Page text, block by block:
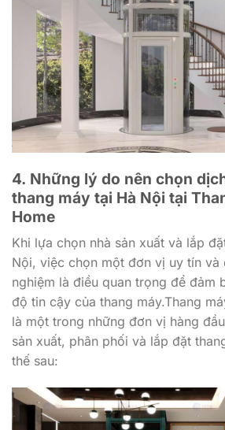
4. Những lý do nên chọn
thang máy tại Hà Nội tại
Home
Khi lựa chọn nhà sản xuất và lắp
Nội, việc chọn một đơn vị uy tín và
nghiệm là điều quan trọng để đảm
độ tin cậy của thang máy.Thang
là một trong những đơn vị hàng
sản xuất, phân phối và lắp đặt
thế sau: